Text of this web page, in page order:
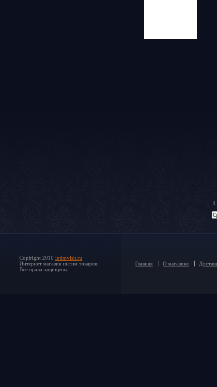
1
Copiright 2010 intimvisit.ru
Интернет магазин интим товаров
Все права защищены.
Главная О магазине